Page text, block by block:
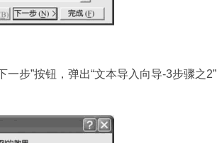
步”按钮，弹出“文本导入向导-3步骤之2”